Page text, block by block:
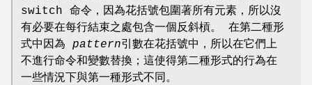
switch 命令，因為花括號包圍著所有元素，所以沒
有必要在每行結束之處包含一個反斜槓。 在第二種形
式中因為 pattern引數在花括號中，所以在它們上
不進行命令和變數替換；這使得第二種形式的行為在
一些情況下與第一種形式不同。